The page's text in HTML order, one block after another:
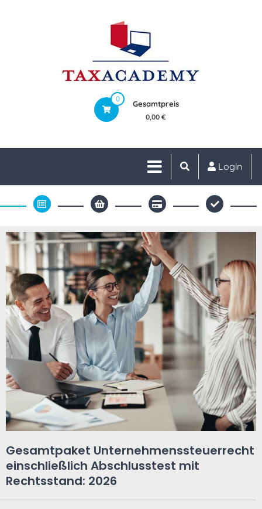
0
Gesamtpreis
0,00 €
Login
Gesamtpaket Unternehmenssteuerrecht
einschließlich Abschlusstest mit
Rechtsstand: 2026